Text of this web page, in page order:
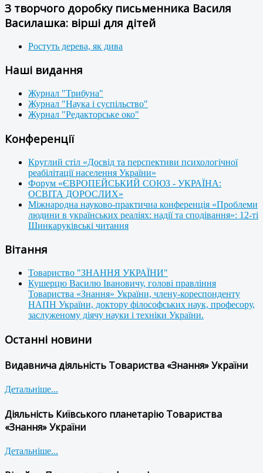
З творчого доробку письменника Василя
Василашка: вірші для дітей
Ростуть дерева, як дива
Наші видання
Журнал "Трибуна"
Журнал "Наука і суспільство"
Журнал "Редакторське око"
Конференції
Круглий стіл «Досвід та перспективи психологічної
реабілітації населення України»
Форум «ЄВРОПЕЙСЬКИЙ СОЮЗ - УКРАЇНА:
ОСВІТА ДОРОСЛИХ»
Міжнародна науково-практична конференція «Проблеми
людини в українських реаліях: надії та сподівання»: 12-ті
Шинкаруківські читання
Вітання
Товариство "ЗНАННЯ УКРАЇНИ"
Кушерцю Василю Івановичу, голові правління
Товариства «Знання» України, члену-кореспонденту
НАПН України, доктору філософських наук, професору,
заслуженому діячу науки і техніки України.
Останні новини
Видавнича діяльність Товариства «Знання» України
Детальніше...
Діяльність Київського планетарію Товариства
«Знання» України
Детальніше...